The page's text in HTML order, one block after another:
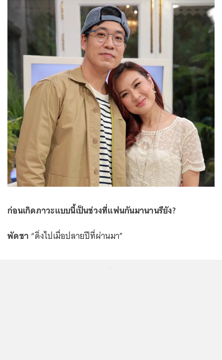
ก่อนเกิดภาวะแบบนี้เป็นช่วงที่แฟนกันมานานรึยัง?
พัดชา “ดิ่งไปเมื่อปลายปีที่ผ่านมา”